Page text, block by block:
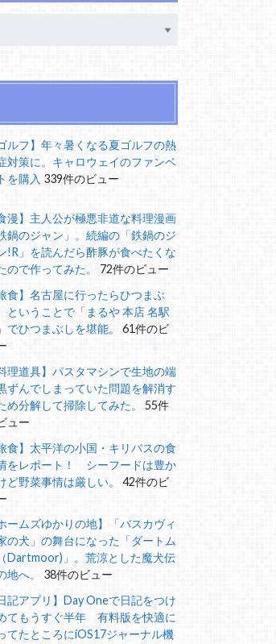
ゴルフ】年々暑くなる夏ゴルフの熱
対策に。キャロウェイのファンベ
を購入 339件のビュー
食漫】主人公が極悪非道な料理漫画
鍋のジャン」。続編の「鉄鍋のジ
!R」を読んだら酢豚が食べたくな
ので作ってみた。
72件のビュー
食】名古屋に行ったらひつまぶ
ということで「まるや 本店 名駅
でひつまぶしを堪能。
61件のビ
料理道具】パスタマシンで生地の端
ずんでしまっていた問題を解消す
め分解して掃除してみた。
55件
ュー
旅食】太平洋の小国・キリバスの食
をレポート！ シーフードは豊か
ど野菜事情は厳しい。
42件のビ
ホームズゆかりの地】「バスカヴィ
の犬」の舞台になった「ダートム
Dartmoor)」。荒涼とした魔犬伝
地へ。
38件のビュー
日記アプリ】Day Oneで日記をつけ
てもうすぐ半年 有料版を快適に
てたところにiOS17ジャーナル機